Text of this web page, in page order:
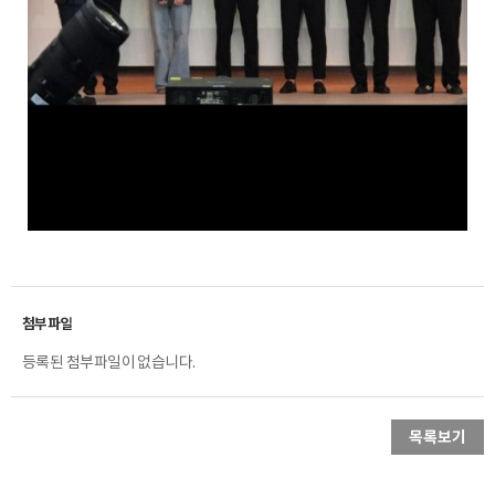
등록된 첨부파일이 없습니다.
목록보기